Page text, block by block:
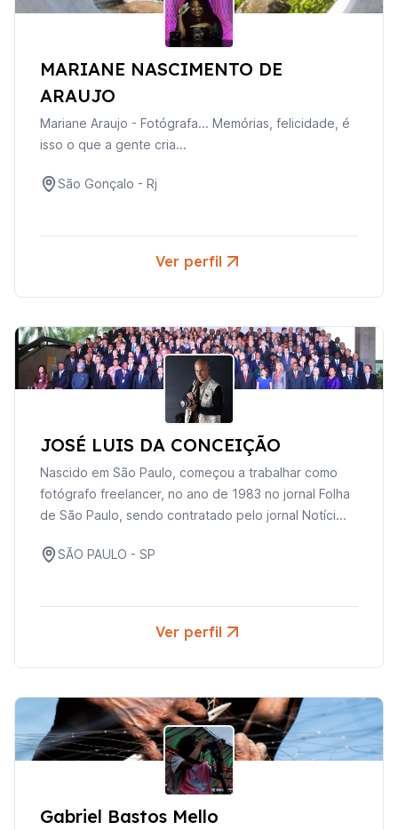
MARIANE NASCIMENTO DE
ARAUJO
Mariane Araujo - Fotógrafa... Memórias, felicidade, é
isso o que a gente cria...
São Gonçalo - Rj
Ver perfil
JOSÉ LUIS DA CONCEIÇÃO
Nascido em São Paulo, começou a trabalhar como
fotógrafo freelancer, no ano de 1983 no jornal Folha
de São Paulo, sendo contratado pelo jornal Notíci...
SÃO PAULO - SP
Ver perfil
Gabriel Bastos Mello